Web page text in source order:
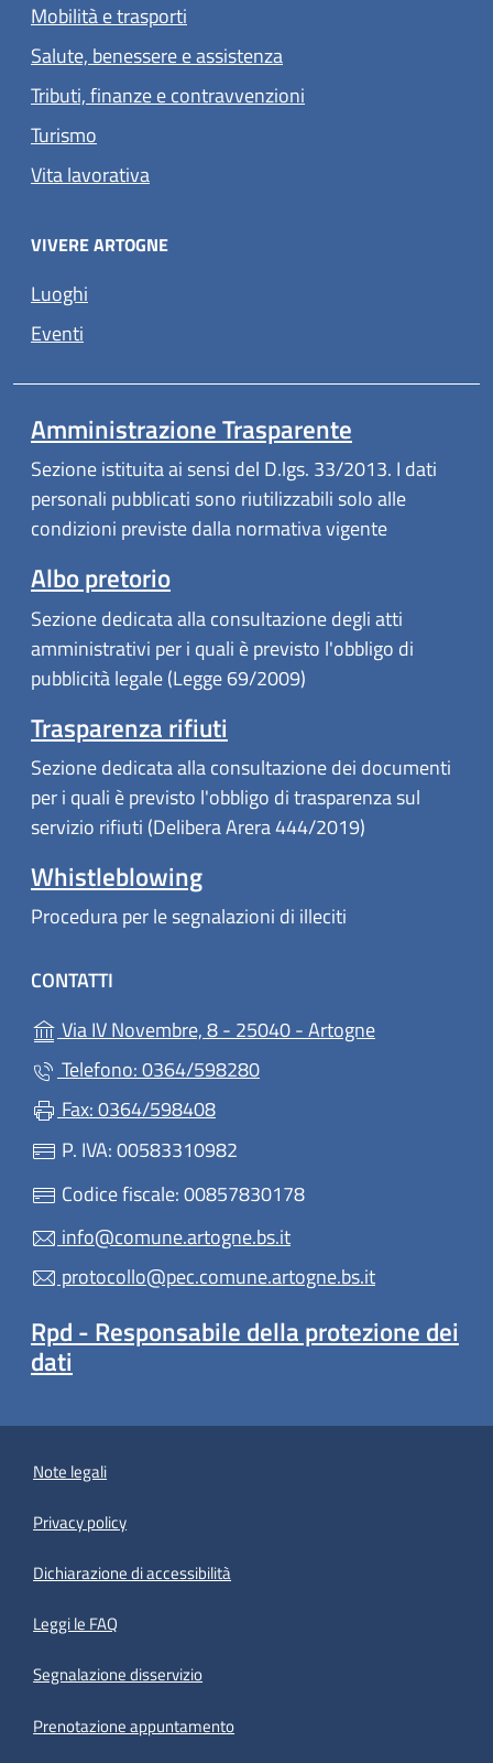
Mobilità e trasporti
Salute, benessere e assistenza
Tributi, finanze e contravvenzioni
Turismo
Vita lavorativa
VIVERE ARTOGNE
Luoghi
Eventi
Amministrazione Trasparente
Sezione istituita ai sensi del D.lgs. 33/2013. I dati
personali pubblicati sono riutilizzabili solo alle
condizioni previste dalla normativa vigente
Albo pretorio
Sezione dedicata alla consultazione degli atti
amministrativi per i quali è previsto l'obbligo di
pubblicità legale (Legge 69/2009)
Trasparenza rifiuti
Sezione dedicata alla consultazione dei documenti
per i quali è previsto l'obbligo di trasparenza sul
servizio rifiuti (Delibera Arera 444/2019)
Whistleblowing
Procedura per le segnalazioni di illeciti
CONTATTI
Via IV Novembre, 8 - 25040 - Artogne(apre in
Telefono: 0364/598280
Fax: 0364/598408
P. IVA: 00583310982
Codice fiscale: 00857830178
info@comune.artogne.bs.it
protocollo@pec.comune.artogne.bs.it
Rpd - Responsabile della protezione dei
dati
Note legali
Privacy policy
Dichiarazione di accessibilità
Leggi le FAQ
Segnalazione disservizio
Prenotazione appuntamento